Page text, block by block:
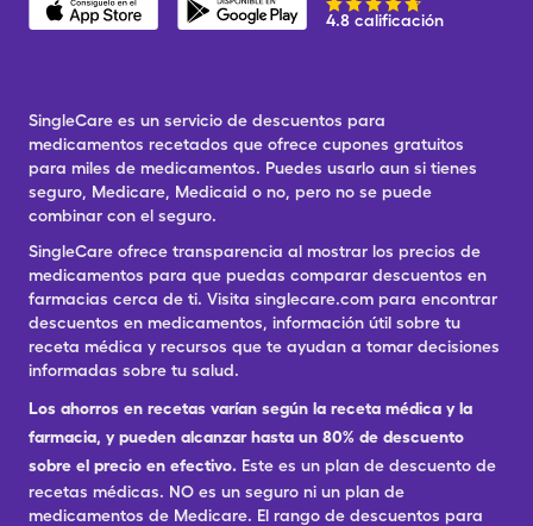
4.8 calificación
SingleCare es un servicio de descuentos para
medicamentos recetados que ofrece cupones gratuitos
para miles de medicamentos. Puedes usarlo aun si tienes
seguro, Medicare, Medicaid o no, pero no se puede
combinar con el seguro.
SingleCare ofrece transparencia al mostrar los precios de
medicamentos para que puedas comparar descuentos en
farmacias cerca de ti. Visita singlecare.com para encontrar
descuentos en medicamentos, información útil sobre tu
receta médica y recursos que te ayudan a tomar decisiones
informadas sobre tu salud.
Los ahorros en recetas varían según la receta médica y la
farmacia, y pueden alcanzar hasta un 80% de descuento
sobre el precio en efectivo. Este es un plan de descuento de
recetas médicas. NO es un seguro ni un plan de
medicamentos de Medicare. El rango de descuentos para